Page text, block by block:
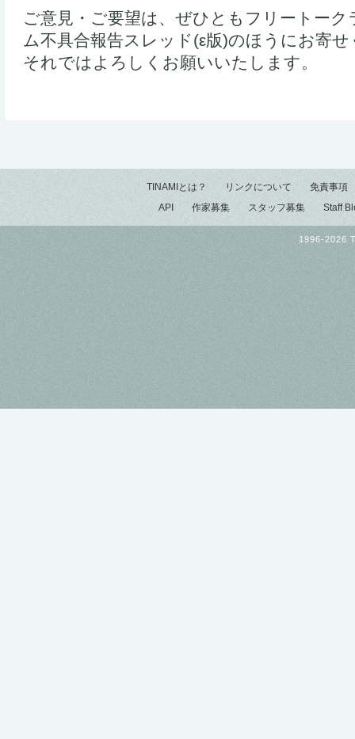
ご意見・ご要望は、ぜひともフリートー
ム不具合報告スレッド(ε版)のほうにお寄
それではよろしくお願いいたします。
TINAMIとは？ リンクについて
免責事項
API
作家募集 スタッフ募集 Staff
1996-2026